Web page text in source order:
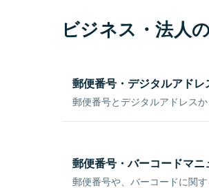
ビジネス・法人
郵便番号・デジタルアドレ
郵便番号とデジタルアドレス
郵便番号・バーコードマニ
郵便番号や、バーコードに関